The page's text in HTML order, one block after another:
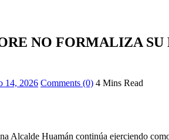
NO FORMALIZA
14, 2026 Comments (0) 4 Mins Read
Alcalde Huamán continúa ejerciendo